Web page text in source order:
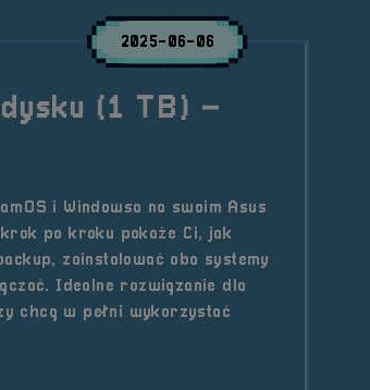
2025-06-06
(1 TB) –
i Windowsa na swoim Asus
po kroku pokaże Ci, jak
zainstalować oba systemy
Idealne rozwiązanie dla
chcą w pełni wykorzystać